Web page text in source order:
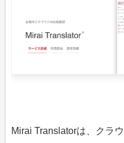
Mirai Translatorは、クラ